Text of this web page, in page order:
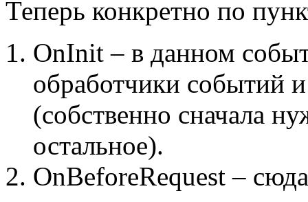
Теперь конкретно по
OnInit – в данном
обработчики событий
(собственно сначала
остальное).
OnBeforeRequest –